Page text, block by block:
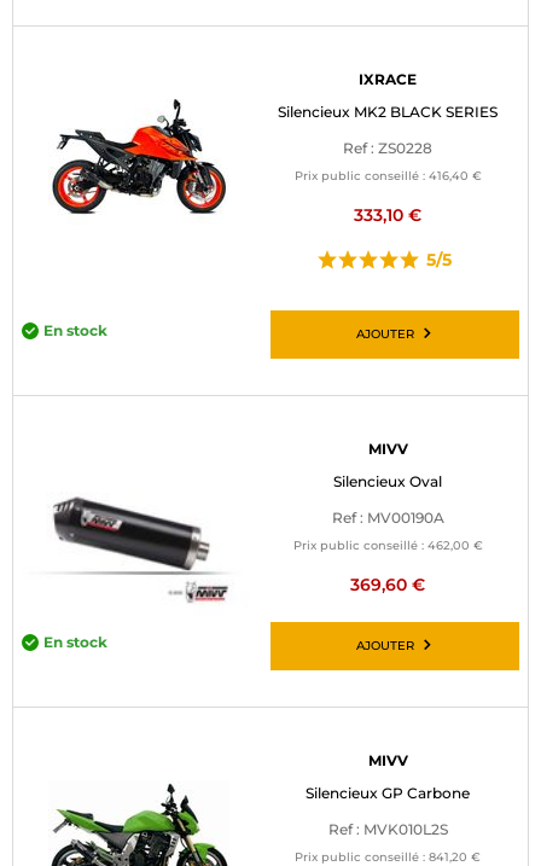
IXRACE
Silencieux MK2 BLACK SERIES
Ref : ZS0228
Prix public conseillé : 416,40 €
333,10 €
5/5
En stock AJOUTER
MIVV
Silencieux Oval
Ref : MV00190A
Prix public conseillé : 462,00 €
369,60 €
En stock AJOUTER
MIVV
Silencieux GP Carbone
Ref : MVK010L2S
Prix public conseillé : 841,20 €